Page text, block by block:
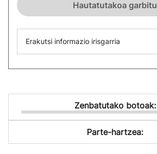
Hautatutakoa garbitu
Erakutsi informazio irisgarria
Zenbatutako botoak:
Parte-hartzea: